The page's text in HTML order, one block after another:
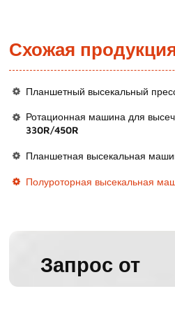
Схожая
Планшетный высекальный
Ротационная машина для
330R/450R
Планшетная высекальная
Полуроторная высекальная
Запрос от